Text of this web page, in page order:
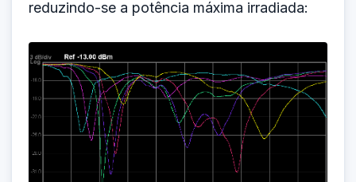
reduzindo-se a potência máxima irradiada: